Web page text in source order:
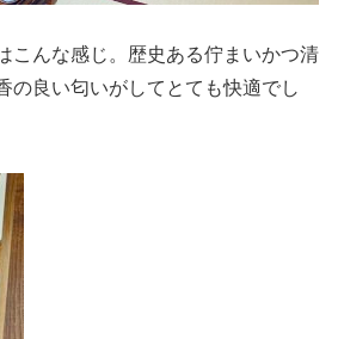
こんな感じ。歴史ある佇まいかつ清
の良い匂いがしてとても快適でし